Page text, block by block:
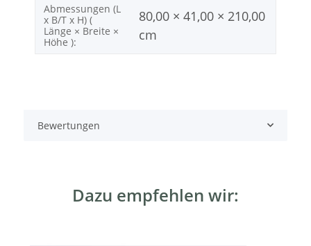
Abmessungen (L
x B/T x H) (
Länge × Breite ×
Höhe ):
80,00 × 41,00 × 210,00
cm
Bewertungen
Dazu empfehlen wir: